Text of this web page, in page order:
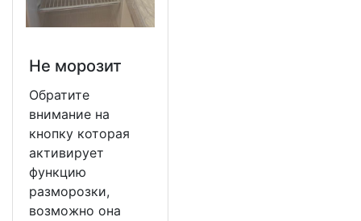
Не морозит
Обратите
внимание на
кнопку которая
активирует
функцию
разморозки,
возможно она